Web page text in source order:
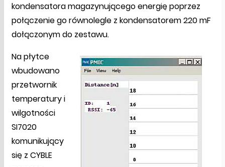
kondensatora magazynującego energię poprzez
połączenie go równolegle z kondensatorem 220 mF
dołączonym do zestawu.
Na płytce
wbudowano
przetwornik
temperatury i
wilgotności
SI7020
komunikujący
się z CYBLE